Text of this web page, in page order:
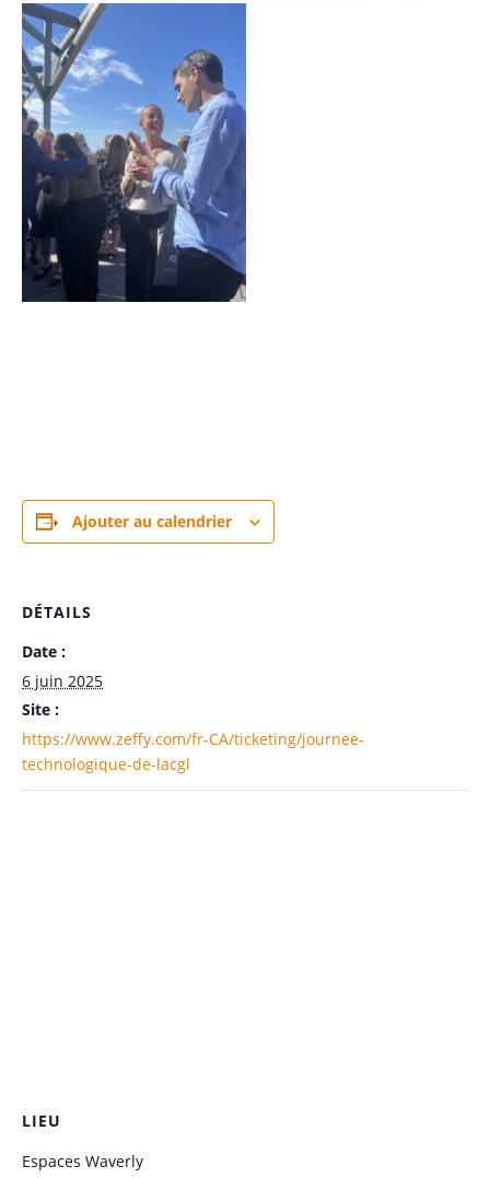
Ajouter au calendrier
DÉTAILS
Date :
6 juin 2025
Site :
https://www.zeffy.com/fr-CA/ticketing/journee-
technologique-de-lacgl
LIEU
Espaces Waverly